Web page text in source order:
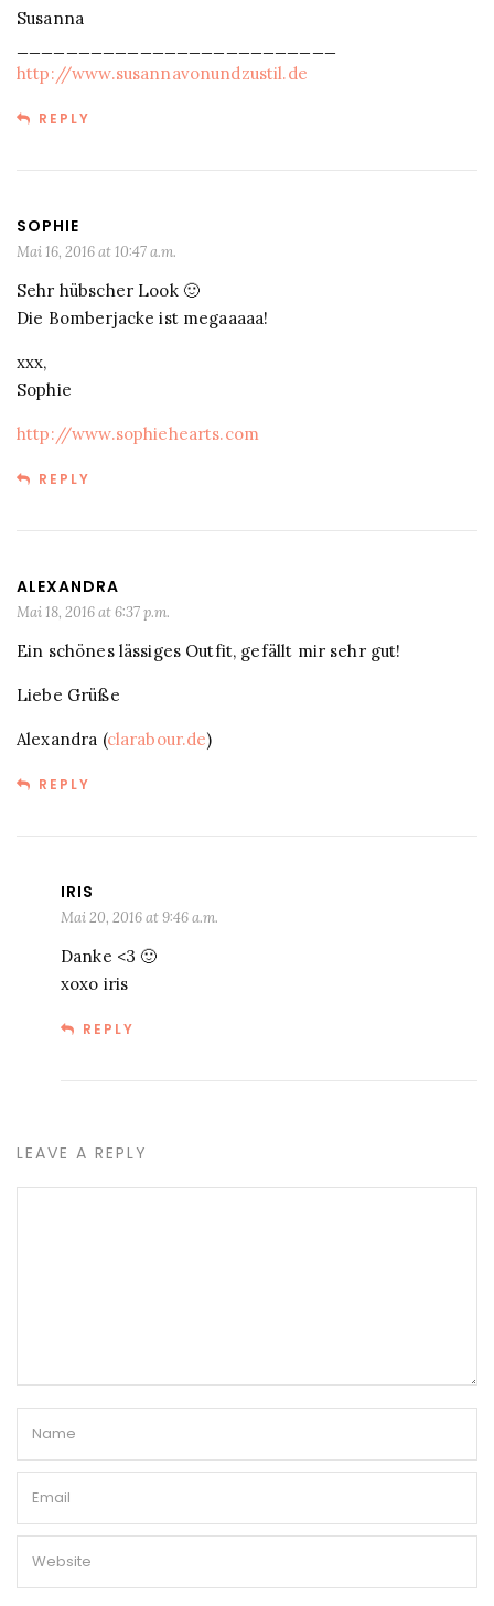
Susanna
http://www.susannavonundzustil.de
REPLY
SOPHIE
Mai 16, 2016 at 10:47 a.m.
Sehr hübscher Look 🙂
Die Bomberjacke ist megaaaaa!
xxx,
Sophie
http://www.sophiehearts.com
REPLY
ALEXANDRA
Mai 18, 2016 at 6:37 p.m.
Ein schönes lässiges Outfit, gefällt mir sehr gut!
Liebe Grüße
Alexandra (clarabour.de)
REPLY
IRIS
Mai 20, 2016 at 9:46 a.m.
Danke <3 🙂
xoxo iris
REPLY
LEAVE A REPLY